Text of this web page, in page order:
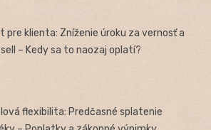
pre klienta: Zníženie úroku za vernosť a
– Kedy sa to naozaj oplatí?
flexibilita: Predčasné splatenie